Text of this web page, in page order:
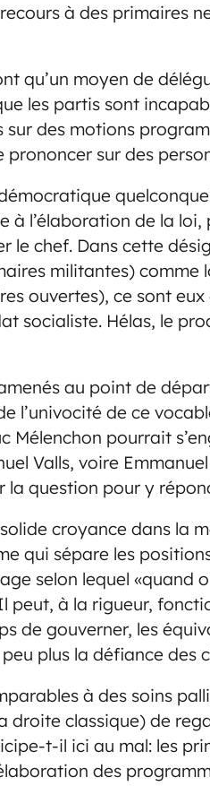
à des primaires
qu’un moyen de
les partis sont
sur des motions
prononcer sur des
à l’élaboration de la
le chef. Dans cette
militantes) comme
ouvertes), ce sont
socialiste. Hélas, le
au point de
l’univocité de ce
Mélenchon pourrait
Valls, voire
la question pour y
croyance dans la
qui sépare les
selon lequel «quand
peut, à la rigueur,
de gouverner, les
plus la défiance des
à des soins
droite classique) de
t-il ici au mal: les
des